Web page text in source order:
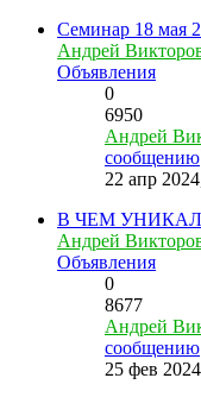
Семинар 18 мая
Андрей
Объявления
0
6950
Андрей
сообщению
22 апр
В ЧЕМ
Андрей
Объявления
0
8677
Андрей
сообщению
25 фев